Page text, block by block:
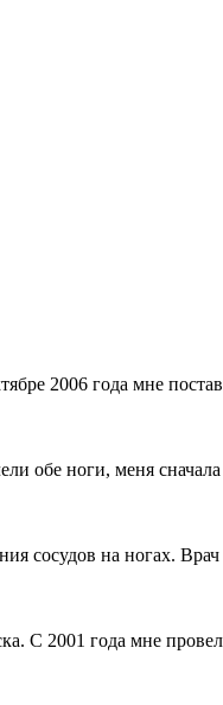
2006 года мне
обе ноги, меня
сосудов на ногах.
С 2001 года мне